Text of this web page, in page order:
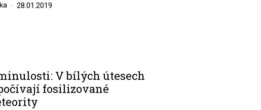
28.01.2019
V bílých útesech
fosilizované